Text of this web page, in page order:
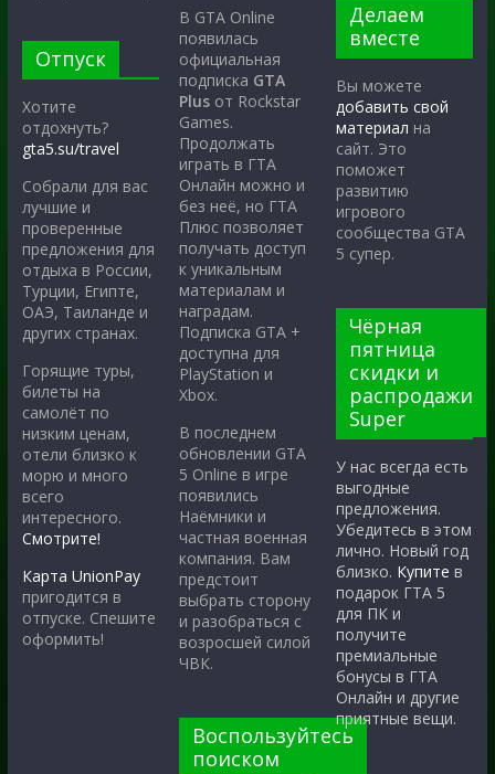
Отпуск
Хотите
отдохнуть?
gta5.su/travel
Собрали для вас
лучшие и
проверенные
предложения для
отдыха в России,
Турции, Египте,
ОАЭ, Таиланде и
других странах.
Горящие туры,
билеты на
самолёт по
низким ценам,
отели близко к
морю и много
всего
интересного.
Смотрите!
Карта UnionPay
пригодится в
отпуске. Спешите
оформить!
В GTA Online
появилась
официальная
подписка GTA
Plus от Rockstar
Games.
Продолжать
играть в ГТА
Онлайн можно и
без неё, но ГТА
Плюс позволяет
получать доступ
к уникальным
материалам и
наградам.
Подписка GTA +
доступна для
PlayStation и
Xbox.
В последнем
обновлении GTA
5 Online в игре
появились
Наёмники и
частная военная
компания. Вам
предстоит
выбрать сторону
и разобраться с
возросшей силой
ЧВК.
Воспользуйтесь
поиском
Делаем
вместе
Вы можете
добавить свой
материал на
сайт. Это
поможет
развитию
игрового
сообщества GTA
5 супер.
Чёрная
пятница
скидки и
распродажи
Super
У нас всегда есть
выгодные
предложения.
Убедитесь в этом
лично. Новый год
близко. Купите в
подарок ГТА 5
для ПК и
получите
премиальные
бонусы в ГТА
Онлайн и другие
приятные вещи.